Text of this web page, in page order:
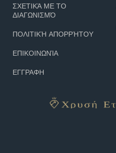
ΣΧΕΤΙΚΆ ΜΕ ΤΟ
ΔΙΑΓΩΝΙΣΜΌ
ΠΟΛΙΤΙΚΉ ΑΠΟΡΡΉΤΟΥ
ΕΠΙΚΟΙΝΩΝΊΑ
ΕΓΓΡΑΦΗ